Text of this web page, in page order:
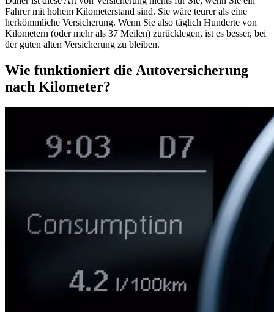
Fahrer mit hohem Kilometerstand sind. Sie wäre teurer als eine
herkömmliche Versicherung. Wenn Sie also täglich Hunderte von
Kilometern (oder mehr als 37 Meilen) zurücklegen, ist es besser, bei
der guten alten Versicherung zu bleiben.
Wie funktioniert die Autoversicherung
nach Kilometer?